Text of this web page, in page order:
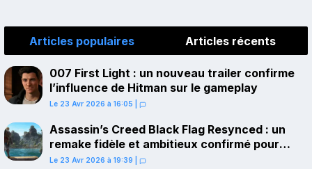
Articles populaires Articles récents
007 First Light : un nouveau trailer confirme
l’influence de Hitman sur le gameplay
Le 23 Avr 2026 à 16:05
Assassin’s Creed Black Flag Resynced : un
remake fidèle et ambitieux confirmé pour
juillet sur PS5
Le 23 Avr 2026 à 19:39